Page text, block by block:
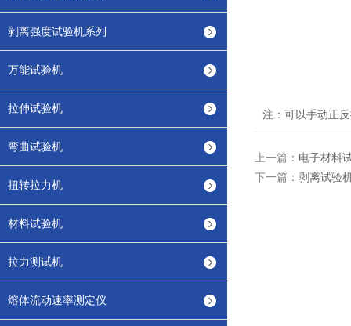
剥离强度试验机系列
万能试验机
拉伸试验机
弯曲试验机
扭转拉力机
材料试验机
拉力测试机
熔体流动速率测定仪
注：可以手动正
上一篇： 电子材料
下一篇： 剥离试验